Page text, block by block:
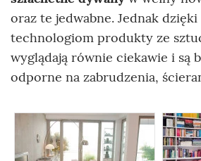
oraz te jedwabne. Jednak
technologiom produkty ze
wyglądają równie ciekawie i są
odporne na zabrudzenia,